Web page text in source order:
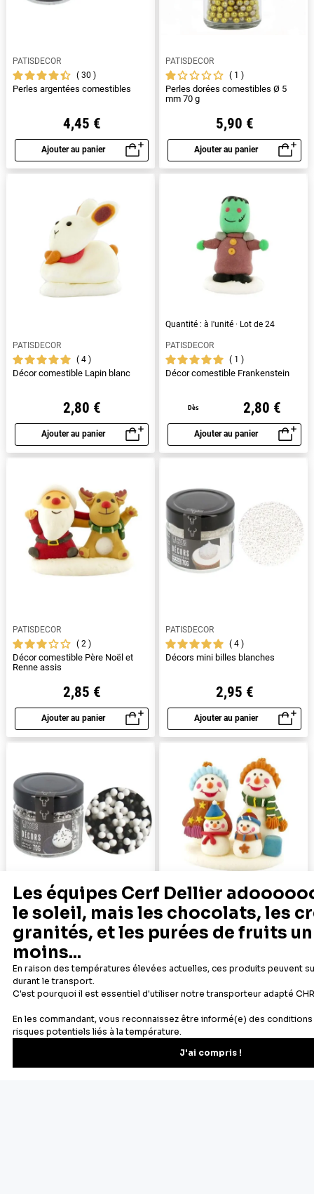
PATISDECOR
30
Perles argentées comestibles
4,45 €
Ajouter au panier
Aperçu rapide
PATISDECOR
1
Perles dorées comestibles Ø 5
mm 70 g
5,90 €
Ajouter au panier
Aperçu rapide
PATISDECOR
4
Décor comestible Lapin blanc
2,80 €
Ajouter au panier
Aperçu rapide
Quantité : à l'unité · Lot de 24
PATISDECOR
1
Décor comestible Frankenstein
Dès 2,80 €
Ajouter au panier
Aperçu rapide
PATISDECOR
2
Décor comestible Père Noël et
Renne assis
2,85 €
Ajouter au panier
Aperçu rapide
PATISDECOR
4
Décors mini billes blanches
2,95 €
Ajouter au panier
Aperçu rapide
PATISDECOR
3
Décors mini billes noires et
blanches
2,95 €
PATISDECOR
3
Décor comestible Famille de
3,30 €
1 2 3 4